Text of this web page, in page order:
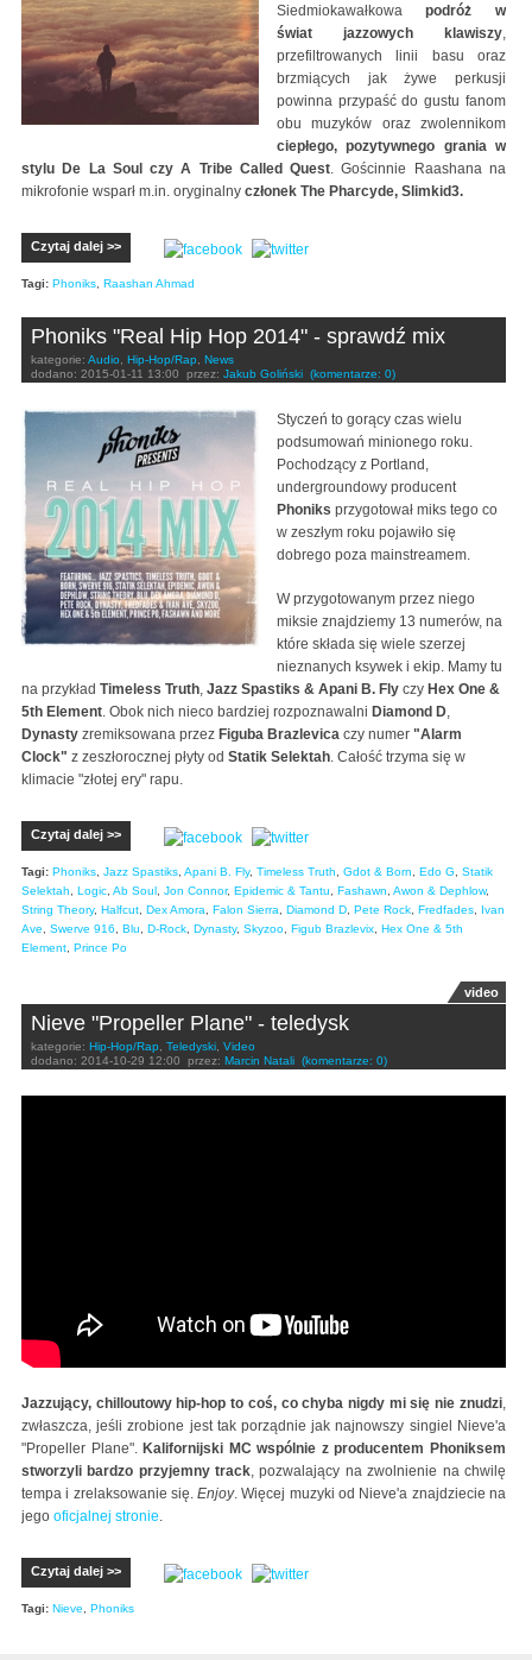
Siedmiokawałkowapodróż w
świat jazzowych klawiszy,
przefiltrowanych linii basu oraz
brzmiących jak żywe perkusji
powinna przypaść do gustu fanom
obu muzyków oraz zwolennikom
ciepłego, pozytywnego grania w
stylu De La Soul czy A Tribe Called Quest. Gościnnie Raashana na
mikrofonie wsparł m.in. oryginalny członek The Pharcyde, Slimkid3.
Czytaj dalej >>
Tagi: Phoniks, Raashan Ahmad
Phoniks "Real Hip Hop 2014" - sprawdź mix
kategorie: Audio, Hip-Hop/Rap, News
dodano: 2015-01-11 13:00 przez: Jakub Goliński (komentarze: 0)
Styczeń to gorący czas wielu
podsumowań minionego roku.
Pochodzący z Portland,
undergroundowy producent
Phoniks przygotował miks tego co
w zeszłym roku pojawiło się
dobrego poza mainstreamem.
W przygotowanym przez niego
miksie znajdziemy 13 numerów, na
które składa się wiele szerzej
nieznanych ksywek i ekip. Mamy tu
na przykład Timeless Truth, Jazz Spastiks & Apani B. Fly czy Hex One &
5th Element. Obok nich nieco bardziej rozpoznawalni Diamond D,
Dynasty zremiksowana przez Figuba Brazlevica czy numer "Alarm
Clock" z zeszłorocznej płyty od Statik Selektah. Całość trzyma się w
klimacie "złotej ery" rapu.
Czytaj dalej >>
Tagi: Phoniks, Jazz Spastiks, Apani B. Fly, Timeless Truth, Gdot & Born, Edo G, Statik
Selektah, Logic, Ab Soul, Jon Connor, Epidemic & Tantu, Fashawn, Awon & Dephlow,
String Theory, Halfcut, Dex Amora, Falon Sierra, Diamond D, Pete Rock, Fredfades, Ivan
Ave, Swerve 916, Blu, D-Rock, Dynasty, Skyzoo, Figub Brazlevix, Hex One & 5th
Element, Prince Po
video
Nieve "Propeller Plane" - teledysk
kategorie: Hip-Hop/Rap, Teledyski, Video
dodano: 2014-10-29 12:00 przez: Marcin Natali (komentarze: 0)
Jazzujący, chilloutowy hip-hop to coś, co chyba nigdy mi się nie znudzi,
zwłaszcza, jeśli zrobione jest tak porządnie jak najnowszy singiel Nieve'a
"Propeller Plane".Kalifornijski MC wspólnie z producentem Phoniksem
stworzyli bardzo przyjemny track , pozwalający na zwolnienie na chwilę
tempa i zrelaksowanie się.Enjoy. Więcej muzyki od Nieve'a znajdziecie na
jego oficjalnej stronie
Czytaj dalej >>
Tagi: Nieve Phoniks